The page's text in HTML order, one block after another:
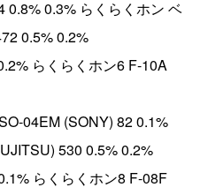
0.8% 0.3% らくらくホン ベ
0.5% 0.2%
らくらくホン6 F-10A
04EM (SONY) 82 0.1%
530 0.5% 0.2%
らくらくホン8 F-08F